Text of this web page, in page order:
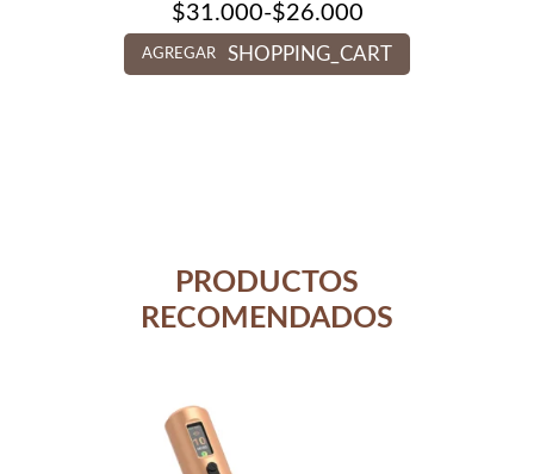
$26.000
-
$31.000
Rango
de
precios:
desde
AGREGAR SHOPPING_CART
PRODUCTOS
RECOMENDADOS